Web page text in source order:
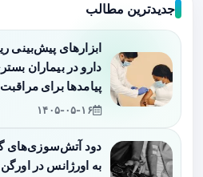
جدیدترین مطالب
ابزارهای پیش‌بینی
دارو در بیماران
پیامدها برای مراقبت
۱۴۰۵-۰۵-۱۶
دود آتش‌سوزی‌های
به اورژانس در اورگن: